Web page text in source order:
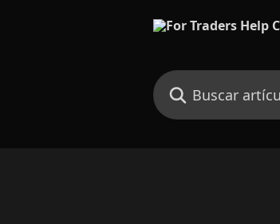
Buscar artículos...